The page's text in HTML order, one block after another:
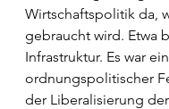
Wirtschaftspolitik da,
gebraucht wird. Etwa
Infrastruktur. Es war
ordnungspolitischer
der Liberalisierung